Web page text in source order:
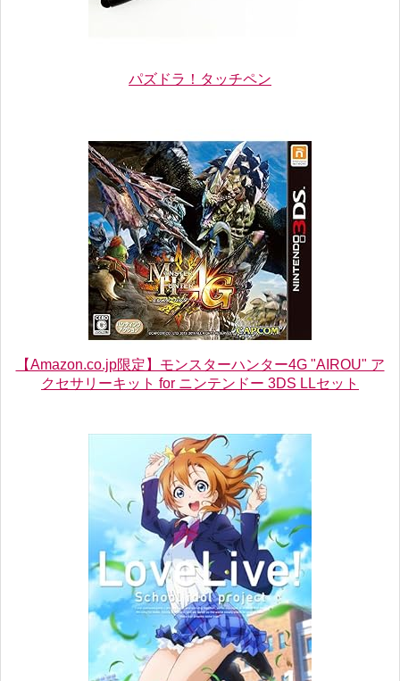
パズドラ！タッチペン
【Amazon.co.jp限定】モンスターハンター4G "AIROU" ア
クセサリーキット for ニンテンドー 3DS LLセット